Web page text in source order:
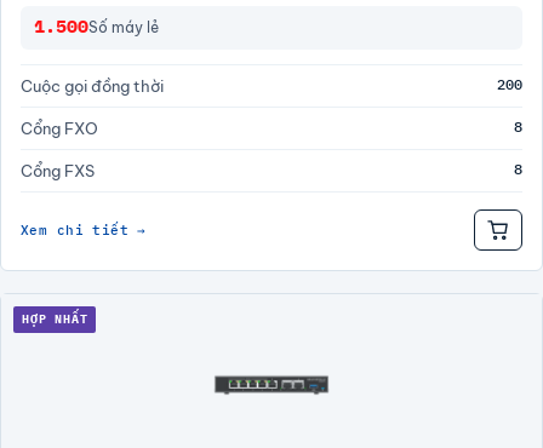
1.500Số máy lẻ
Cuộc gọi đồng thời 200
Cổng FXO 8
Cổng FXS 8
Xem chi tiết →
HỢP NHẤT